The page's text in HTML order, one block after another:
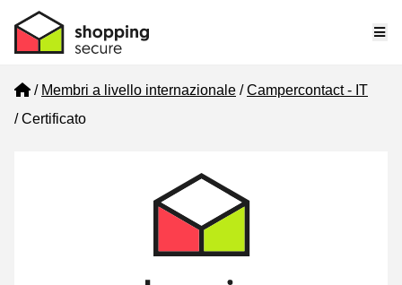
Home
Membri a livello internazionale
Campercontact - IT
Certificato